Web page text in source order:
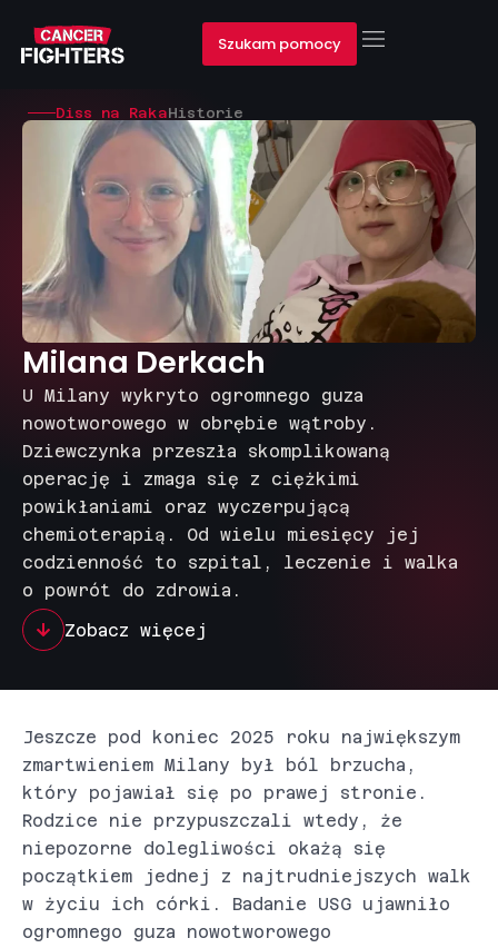
Szukam pomocy
Diss na RakaHistorie
Milana Derkach
U Milany wykryto ogromnego guza
nowotworowego w obrębie wątroby.
Dziewczynka przeszła skomplikowaną
operację i zmaga się z ciężkimi
powikłaniami oraz wyczerpującą
chemioterapią. Od wielu miesięcy jej
codzienność to szpital, leczenie i walka
o powrót do zdrowia.
Zobacz więcej
Jeszcze pod koniec 2025 roku największym
zmartwieniem Milany był ból brzucha,
który pojawiał się po prawej stronie.
Rodzice nie przypuszczali wtedy, że
niepozorne dolegliwości okażą się
początkiem jednej z najtrudniejszych walk
w życiu ich córki. Badanie USG ujawniło
ogromnego guza nowotworowego